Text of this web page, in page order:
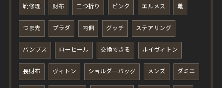
靴修理 財布 二つ折り ピンク エルメス 靴
つま先 プラダ 内側 グッチ ステアリング
パンプス ローヒール 交換できる ルイヴィトン
長財布 ヴィトン ショルダーバッグ メンズ ダミエ